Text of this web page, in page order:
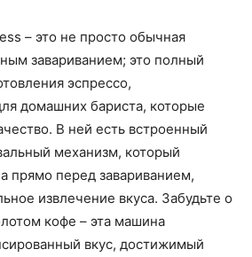
– это не просто обычная
завариванием; это полный
эспрессо,
домашних бариста, которые
В ней есть встроенный
механизм, который
прямо перед завариванием,
извлечение вкуса. Забудьте о
кофе – эта машина
вкус, достижимый